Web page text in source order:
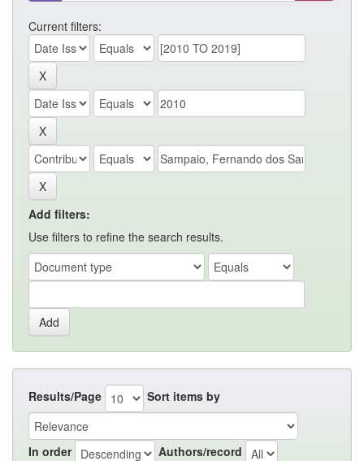
Current filters:
Add filters:
Use filters to refine the search results.
Results/Page Sort items by
In order Authors/record